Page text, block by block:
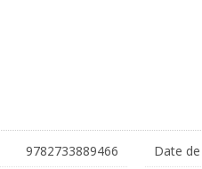
9782733889466
Date